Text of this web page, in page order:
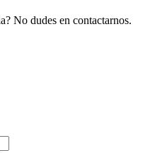
No dudes en contactarnos.